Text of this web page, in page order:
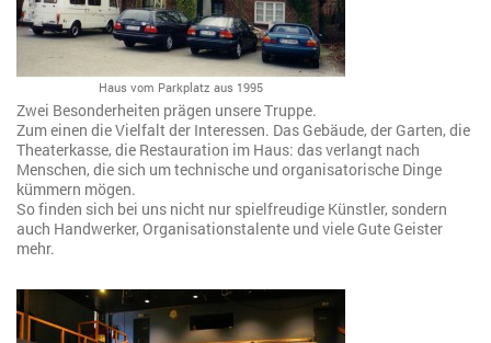
Haus vom Parkplatz aus 1995
Zwei Besonderheiten prägen unsere Truppe.
Zum einen die Vielfalt der Interessen. Das Gebäude, der Garten, die
Theaterkasse, die Restauration im Haus: das verlangt nach
Menschen, die sich um technische und organisatorische Dinge
kümmern mögen.
So finden sich bei uns nicht nur spielfreudige Künstler, sondern
auch Handwerker, Organisationstalente und viele Gute Geister
mehr.